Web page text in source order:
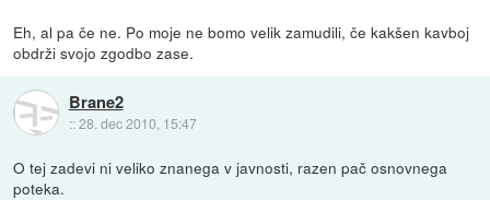
Eh, al pa če ne. Po moje ne bomo velik zamudili, če kakšen kavboj
obdrži svojo zgodbo zase.
Brane2
::28. dec 2010, 15:47
O tej zadevi ni veliko znanega v javnosti, razen pač osnovnega
poteka.